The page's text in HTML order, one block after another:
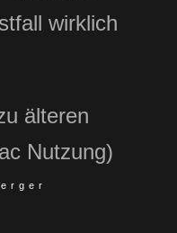
wirklich
älteren
Nutzung)